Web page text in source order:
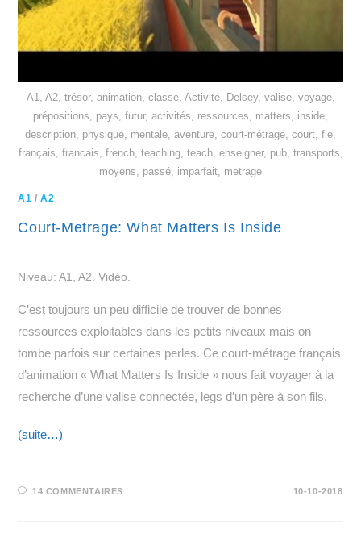
A1, A2, trésor, animation, classe, Activité, Delsey, valise, voyage,
prépositions, pays, futur, activités, ressources, matters, inside,
description, physique, mentale, aventure, court-métrage, court, fle,
français, francais, french, teaching, teach, enseigner, pub, transports,
moyens, passé, imparfait, metrage
A1 /A2
Court-Metrage: What Matters Is Inside
Niveau: A1, A2. Vidéo.
C’est toujours un peu difficile de trouver de bonnes
ressources exploitables dans les petits niveaux mais on
tombe parfois sur certaines perles. Ce court-métrage français
d’animation « What Matters Is Inside » nous fait voyager à la
recherche d’une valise connectée, legs d’un père à son fils.
(suite…)
14 COMMENTAIRES 10-10-2018